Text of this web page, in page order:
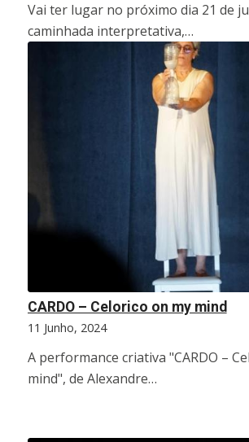
Vai ter lugar no próximo dia 21 de
caminhada interpretativa,…
CARDO – Celorico on my mind
11 Junho, 2024
A performance criativa "CARDO –
mind", de Alexandre…